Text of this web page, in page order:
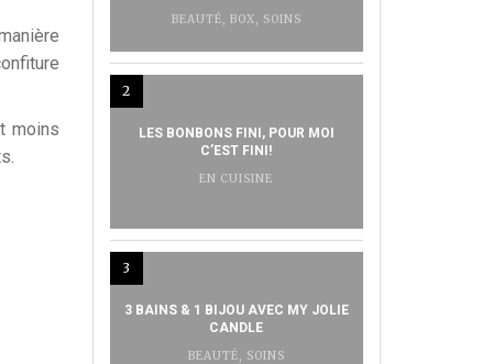
moins
BEAUTÉ, BOX, SOINS
2
LES BONBONS FINI, POUR MOI
C’EST FINI!
EN CUISINE
3
3 BAINS & 1 BIJOU AVEC MY JOLIE
CANDLE
BEAUTÉ, SOINS